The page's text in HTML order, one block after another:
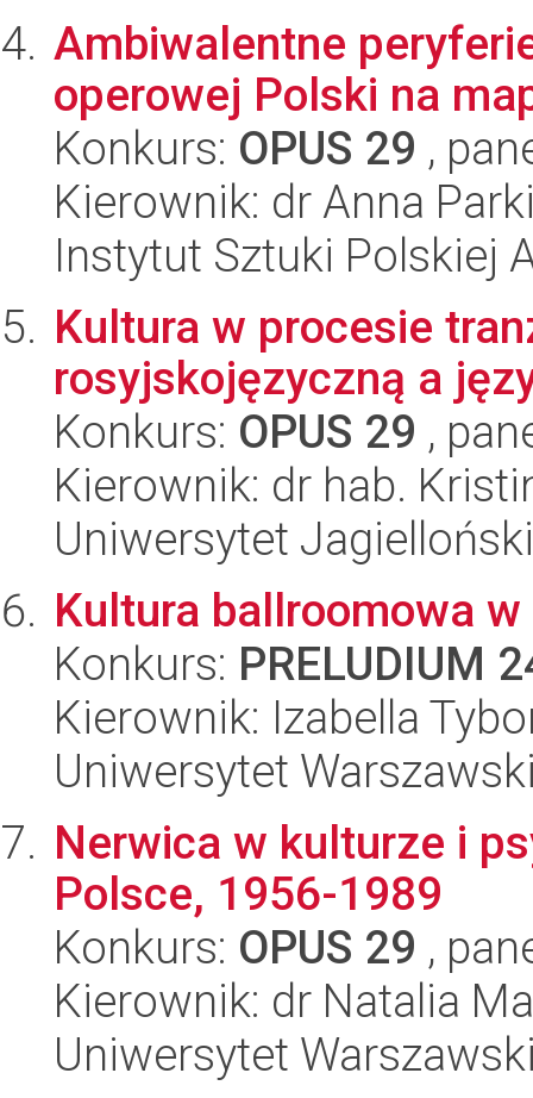
Ambiwalentne
operowej Polski na
Konkurs: OPUS 29 ,
Kierownik: dr Anna
Instytut Sztuki Polskiej
Kultura w procesie
rosyjskojęzyczną a
Konkurs: OPUS 29 ,
Kierownik: dr hab.
Uniwersytet Jagielloński
Kultura ballroomowa
Konkurs: PRELUDIUM
Kierownik: Izabella
Uniwersytet
Nerwica w kulturze i
Polsce, 1956-1989
Konkurs: OPUS 29 ,
Kierownik: dr Natalia
Uniwersytet